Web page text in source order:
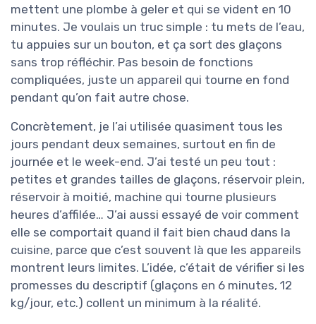
mettent une plombe à geler et qui se vident en 10
minutes. Je voulais un truc simple : tu mets de l’eau,
tu appuies sur un bouton, et ça sort des glaçons
sans trop réfléchir. Pas besoin de fonctions
compliquées, juste un appareil qui tourne en fond
pendant qu’on fait autre chose.
Concrètement, je l’ai utilisée quasiment tous les
jours pendant deux semaines, surtout en fin de
journée et le week-end. J’ai testé un peu tout :
petites et grandes tailles de glaçons, réservoir plein,
réservoir à moitié, machine qui tourne plusieurs
heures d’affilée… J’ai aussi essayé de voir comment
elle se comportait quand il fait bien chaud dans la
cuisine, parce que c’est souvent là que les appareils
montrent leurs limites. L’idée, c’était de vérifier si les
promesses du descriptif (glaçons en 6 minutes, 12
kg/jour, etc.) collent un minimum à la réalité.